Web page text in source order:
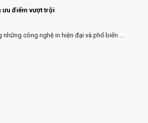
điểm vượt trội
công nghệ in hiện đại và phổ biến ...